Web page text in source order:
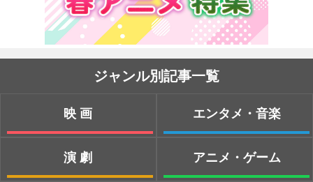
ジャンル別記事一覧
映画
演劇
エンタメ・音楽
アニメ・ゲーム